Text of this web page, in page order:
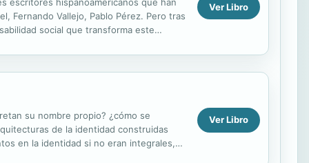
escritores hispanoamericanos que han
Fernando Vallejo, Pablo Pérez. Pero tras
social que transforma este
Ver Libro
su nombre propio? ¿cómo se
de la identidad construidas
en la identidad si no eran integrales,
Ver Libro